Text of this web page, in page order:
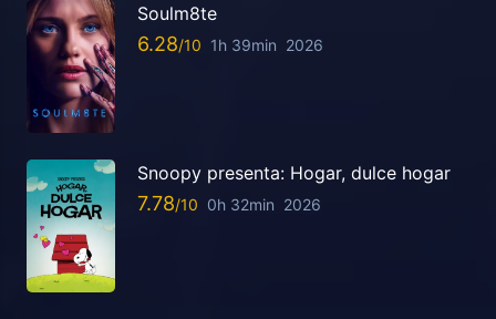
Soulm8te
6.28 1h 39min 2026
Snoopy presenta: Hogar, dulce hogar
7.78 0h 32min 2026